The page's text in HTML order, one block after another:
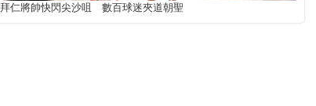
拜仁將帥快閃尖沙咀 數百球迷夾道朝聖